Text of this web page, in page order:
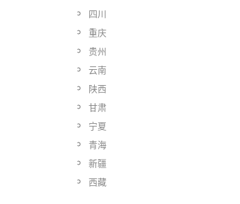
四川
重庆
贵州
云南
陕西
甘肃
宁夏
青海
新疆
西藏